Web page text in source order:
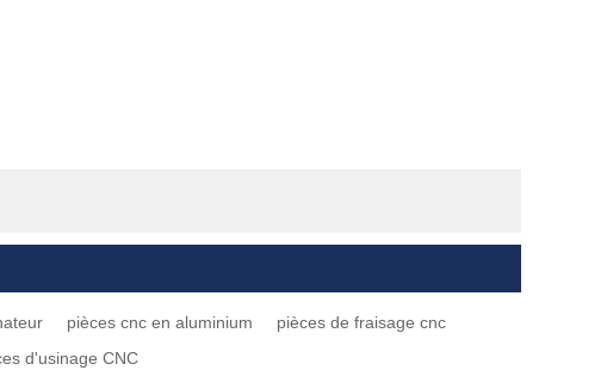
pièces cnc en aluminium
pièces de fraisage cnc
d'usinage CNC